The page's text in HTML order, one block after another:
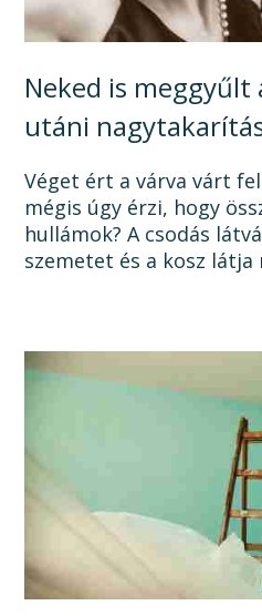
Neked is
utáni
okát, és a
Véget ért a várva várt
mégis úgy érzi, hogy
hullámok? A csodás
szemetet és a kosz